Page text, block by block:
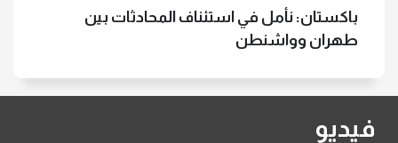
باكستان: نأمل في استئناف المحادثات بين
طهران وواشنطن
فيديو